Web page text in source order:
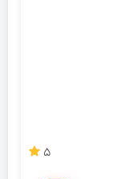
5